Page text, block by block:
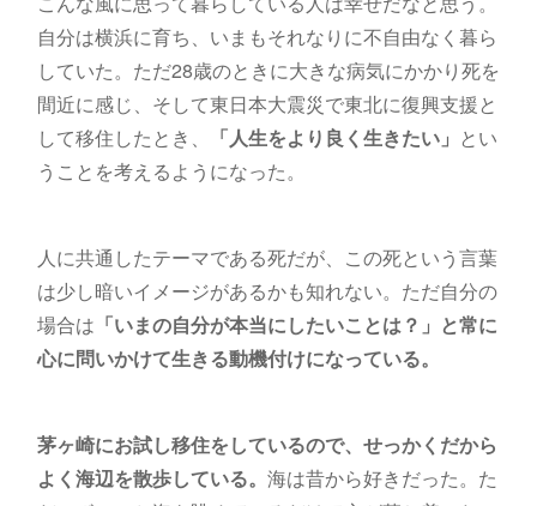
自分は横浜に育ち、いまもそれなりに不自由なく暮ら
していた。ただ28歳のときに大きな病気にかかり死を
間近に感じ、そして東日本大震災で東北に復興支援と
して移住したとき、
「人生をより良く生きたい」 とい
うことを考えるようになった。
人に共通したテーマである死だが、この死という言葉
は少し暗いイメージがあるかも知れない。ただ自分の
場合は 「いまの自分が本当にしたいことは？」と常に
心に問いかけて生きる動機付けになっている。
茅ヶ崎にお試し移住をしているので、せっかくだから
よく海辺を散歩している。 海は昔から好きだった。た